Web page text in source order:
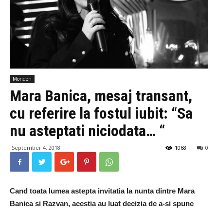
Monden
Mara Banica, mesaj transant,
cu referire la fostul iubit: “Sa
nu asteptati niciodata… “
September 4, 2018 0
1068
Cand toata lumea astepta invitatia la nunta dintre Mara
Banica si Razvan, acestia au luat decizia de a-si spune